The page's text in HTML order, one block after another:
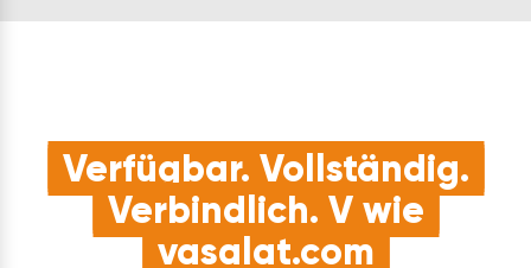
Verfügbar. Vollständig.
Verbindlich. V wie
vasalat.com